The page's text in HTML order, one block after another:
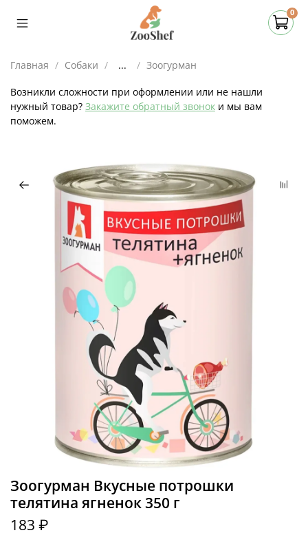
0
Главная Собаки ... Зоогурман
Возникли сложности при оформлении или не нашли
нужный товар? Закажите обратный звонок и мы вам
поможем.
Зоогурман Вкусные потрошки
телятина ягненок 350 г
183 ₽